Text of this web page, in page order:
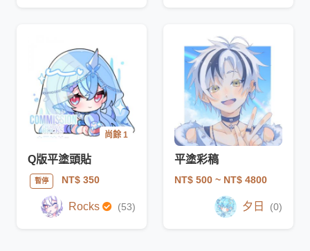
尚餘 1
Q版平塗頭貼
暫停 NT$ 350
Rocks (53)
平塗彩稿
NT$ 500 ~ NT$ 4800
夕日 (0)